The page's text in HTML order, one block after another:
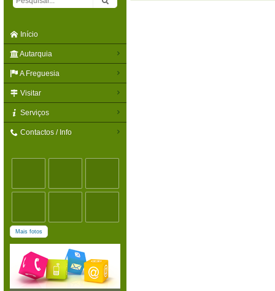
Início
Autarquia
A Freguesia
Visitar
Serviços
Contactos / Info
Mais fotos